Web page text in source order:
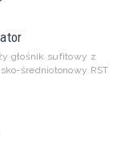
głośnik sufitowy z
średniotonowy RST